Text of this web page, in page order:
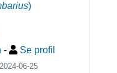
)
- Se profil
2024-06-25